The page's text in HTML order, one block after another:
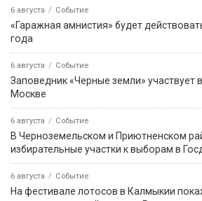
6 августа Событие
«Гаражная амнистия» будет
года
6 августа Событие
Заповедник «Черные земли» участвует
Москве
6 августа Событие
В Черноземельском и Приютненском
избирательные участки к выборам в
6 августа Событие
На фестивале лотосов в Калмыкии